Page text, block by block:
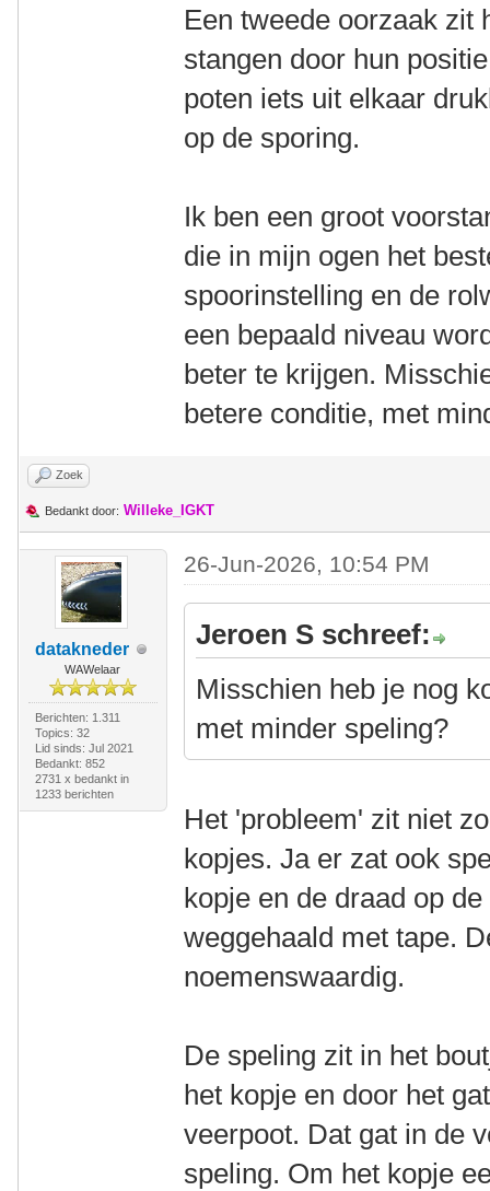
Een tweede oorzaak zit
stangen door hun
poten iets uit elkaar
op de sporing.
Ik ben een groot
die in mijn ogen het
spoorinstelling en de
een bepaald niveau
beter te krijgen.
betere conditie, met
Zoek
Bedankt door: Willeke_IGKT
datakneder
WAWelaar
Berichten: 1.311
Topics: 32
Lid sinds: Jul 2021
Bedankt: 852
2731 x bedankt in
1233 berichten
26-Jun-2026, 10:54 PM
Jeroen S schreef:
Misschien heb je nog
met minder speling?
Het 'probleem' zit niet
kopjes. Ja er zat ook
kopje en de draad op
weggehaald met tape.
noemenswaardig.
De speling zit in het
het kopje en door het
veerpoot. Dat gat in de
speling. Om het kopje